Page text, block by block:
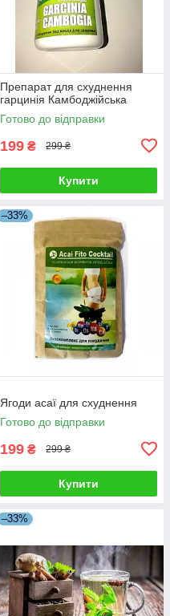
Препарат для схуднення
гарцинія Камбоджійська
Готово до відправки
199 ₴ 299 ₴
Купити
–33%
Ягоди асаї для схуднення
Готово до відправки
199 ₴ 299 ₴
Купити
–33%